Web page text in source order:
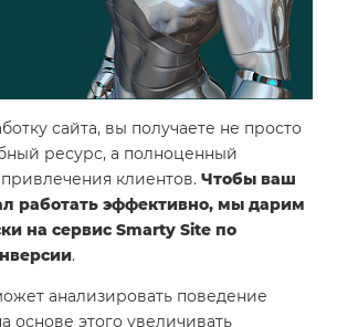
для туристического бизнеса
сайтов
сайта, вы получаете не просто
ресурс, а полноценный
клиентов.Чтобы ваш
работать эффективно, мы дарим
на сервис Smarty Site по
.
анализировать поведение
основе этого увеличивать